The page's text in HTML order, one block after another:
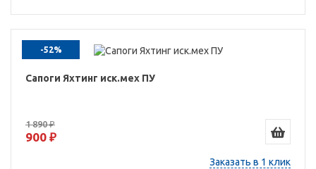
-52%
Сапоги Яхтинг иск.мех ПУ
1 890 ₽
900 ₽
Заказать в 1 клик